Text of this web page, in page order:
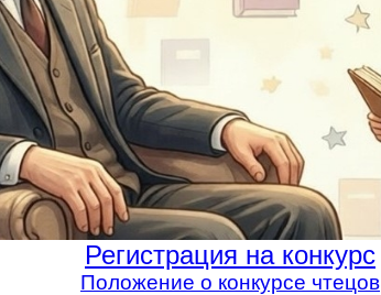
Регистрация на конкурс
Положение о конкурсе чтецов